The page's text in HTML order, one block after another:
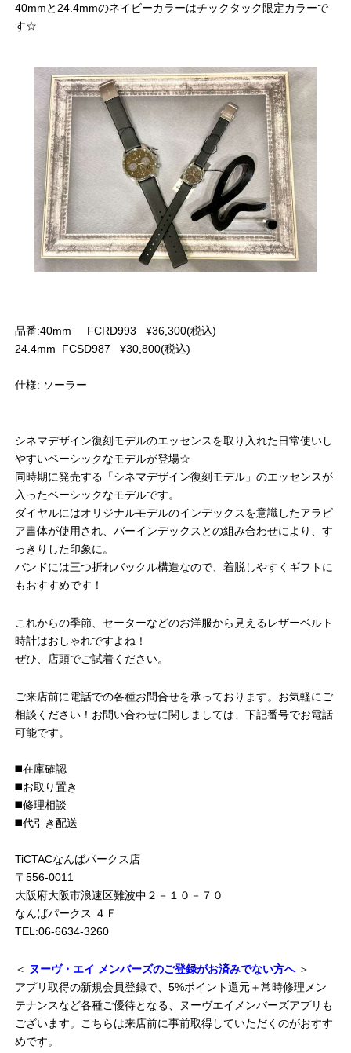
40mmと24.4mmのネイビーカラーはチックタック限定カラーで
す☆
品番:40mm FCRD993 ¥36,300(税込)
24.4mm FCSD987 ¥30,800(税込)
仕様: ソーラー
シネマデザイン復刻モデルのエッセンスを取り入れた日常使いし
やすいベーシックなモデルが登場☆
同時期に発売する「シネマデザイン復刻モデル」のエッセンスが
入ったベーシックなモデルです。
ダイヤルにはオリジナルモデルのインデックスを意識したアラビ
ア書体が使用され、バーインデックスとの組み合わせにより、す
っきりした印象に。
バンドには三つ折れバックル構造なので、着脱しやすくギフトに
もおすすめです！
これからの季節、セーターなどのお洋服から見えるレザーベルト
時計はおしゃれですよね！
ぜひ、店頭でご試着ください。
ご来店前に電話での各種お問合せを承っております。お気軽にご
相談ください！お問い合わせに関しましては、下記番号でお電話
可能です。
◼️在庫確認
◼️お取り置き
◼️修理相談
◼️代引き配送
TiCTACなんばパークス店
〒556-0011
大阪府大阪市浪速区難波中２－１０－７０
なんばパークス ４Ｆ
TEL:06-6634-3260
＜ ヌーヴ・エイ メンバーズのご登録がお済みでない方へ ＞
アプリ取得の新規会員登録で、5%ポイント還元＋常時修理メン
テナンスなど各種ご優待となる、ヌーヴエイメンバーズアプリも
ございます。こちらは来店前に事前取得していただくのがおすす
めです。